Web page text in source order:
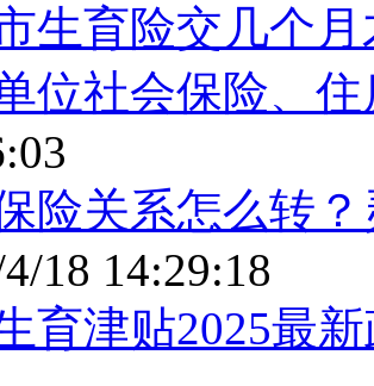
生育险交几个
位社会保险、
险关系怎么转
18 14:29:18
育津贴2025最